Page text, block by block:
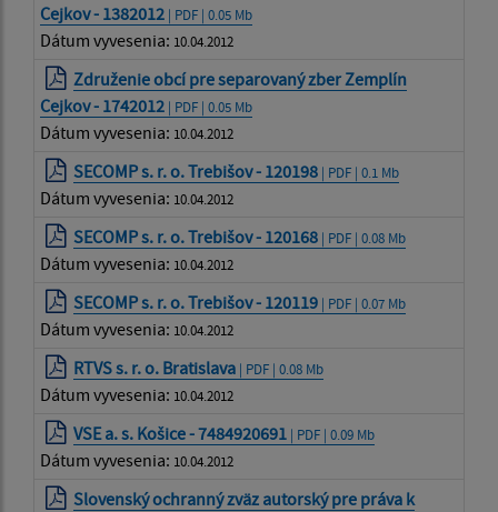
Cejkov - 1382012 | PDF | 0.05 Mb
Dátum vyvesenia: 10.04.2012
Združenie obcí pre separovaný zber Zemplín
Cejkov - 1742012 | PDF | 0.05 Mb
Dátum vyvesenia: 10.04.2012
SECOMP s. r. o. Trebišov - 120198 | PDF | 0.1 Mb
Dátum vyvesenia: 10.04.2012
SECOMP s. r. o. Trebišov - 120168 | PDF | 0.08 Mb
Dátum vyvesenia: 10.04.2012
SECOMP s. r. o. Trebišov - 120119 | PDF | 0.07 Mb
Dátum vyvesenia: 10.04.2012
RTVS s. r. o. Bratislava | PDF | 0.08 Mb
Dátum vyvesenia: 10.04.2012
VSE a. s. Košice - 7484920691 | PDF | 0.09 Mb
Dátum vyvesenia: 10.04.2012
Slovenský ochranný zväz autorský pre práva k